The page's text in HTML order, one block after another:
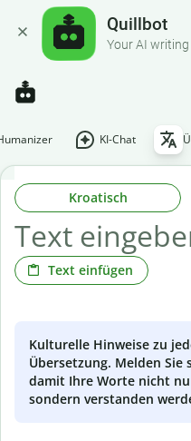
Quillbot
Your AI
KI-Chat
Kroatisch
Text einfügen
Kulturelle Hinweise zu
Übersetzung. Melden Sie
damit Ihre Worte nicht
sondern verstanden